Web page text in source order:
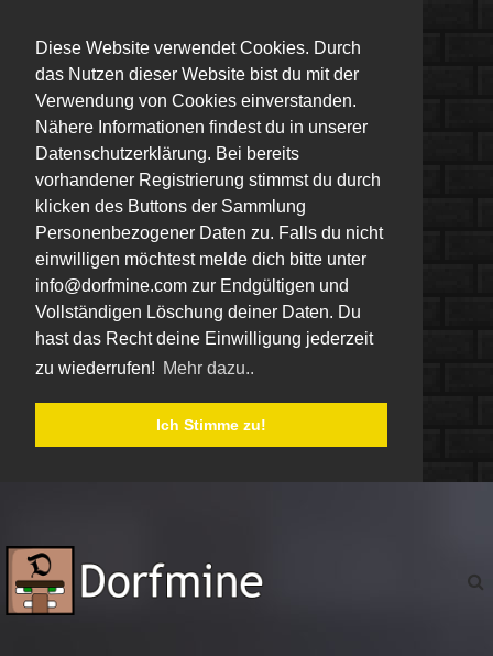
Diese Website verwendet Cookies. Durch
das Nutzen dieser Website bist du mit der
Verwendung von Cookies einverstanden.
Nähere Informationen findest du in unserer
Datenschutzerklärung. Bei bereits
vorhandener Registrierung stimmst du durch
klicken des Buttons der Sammlung
Personenbezogener Daten zu. Falls du nicht
einwilligen möchtest melde dich bitte unter
info@dorfmine.com zur Endgültigen und
Vollständigen Löschung deiner Daten. Du
hast das Recht deine Einwilligung jederzeit
zu wiederrufen! Mehr dazu..
Ich Stimme zu!